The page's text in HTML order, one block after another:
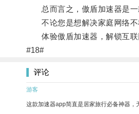
总而言之，傲盾加速器是一
不论您是想解决家庭网络不
体验傲盾加速器，解锁互联
#18#
评论
游客
这款加速器app简直是居家旅行必备神器，